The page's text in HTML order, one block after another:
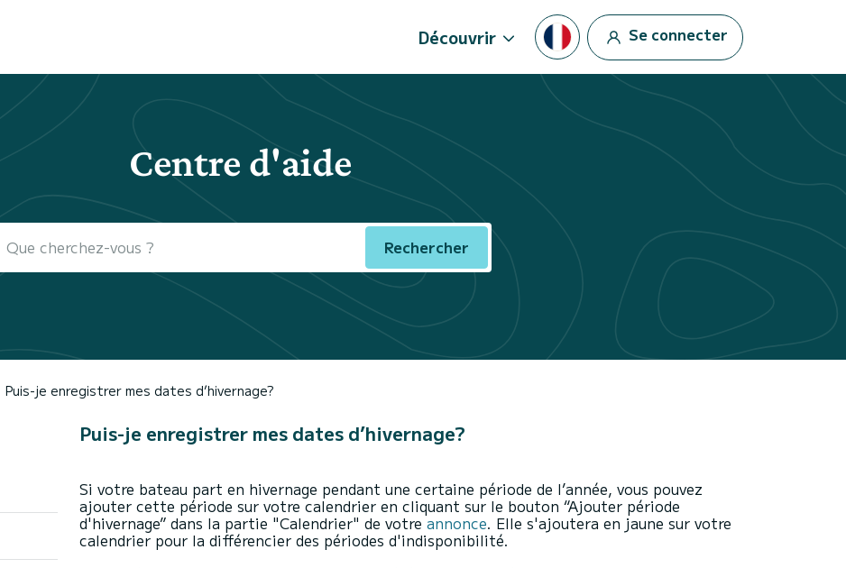
Découvrir Se connecter
Centre d'aide
Rechercher
Puis-je enregistrer mes dates d’hivernage?
Puis-je enregistrer mes dates d’hivernage?
Si votre bateau part en hivernage pendant une certaine période de l’année, vous pouvez
ajouter cette période sur votre calendrier en cliquant sur le bouton “Ajouter période
d'hivernage” dans la partie "Calendrier" de votreannonce. Elle s'ajoutera en jaune sur votre
calendrier pour la différencier des périodes d'indisponibilité.